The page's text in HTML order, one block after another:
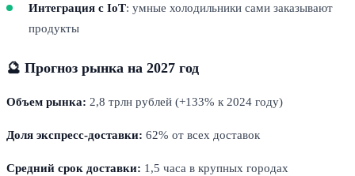
Интеграция с IoT: умные холодильники сами заказывают
продукты
🔮 Прогноз рынка на 2027 год
Объем рынка: 2,8 трлн рублей (+133% к 2024 году)
Доля экспресс-доставки: 62% от всех доставок
Средний срок доставки: 1,5 часа в крупных городах